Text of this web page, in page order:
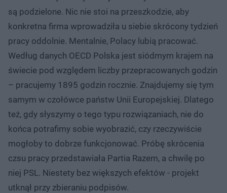
są podzielone. Nic nie stoi na przeszkodzie, aby
konkretna firma wprowadziła u siebie skrócony tydzień
pracy oddolnie. Mentalnie, Polacy lubią pracować.
Według danych OECD Polska jest siódmym krajem na
świecie pod względem liczby przepracowanych godzin
– pracujemy 1895 godzin rocznie. Znajdujemy się tym
samym w czołówce państw Unii Europejskiej. Dlatego
też, gdy słyszymy o tego typu rozwiązaniach, nie do
końca potrafimy sobie wyobrazić, czy rzeczywiście
mogłoby to dobrze funkcjonować. Próbę skrócenia
czsu pracy przedstawiała Partia Razem, a chwilę po
niej PSL. Niestety bez większych efektów - projekt
utknął przy zbieraniu podpisów.